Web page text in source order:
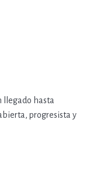
llegado hasta
progresista y